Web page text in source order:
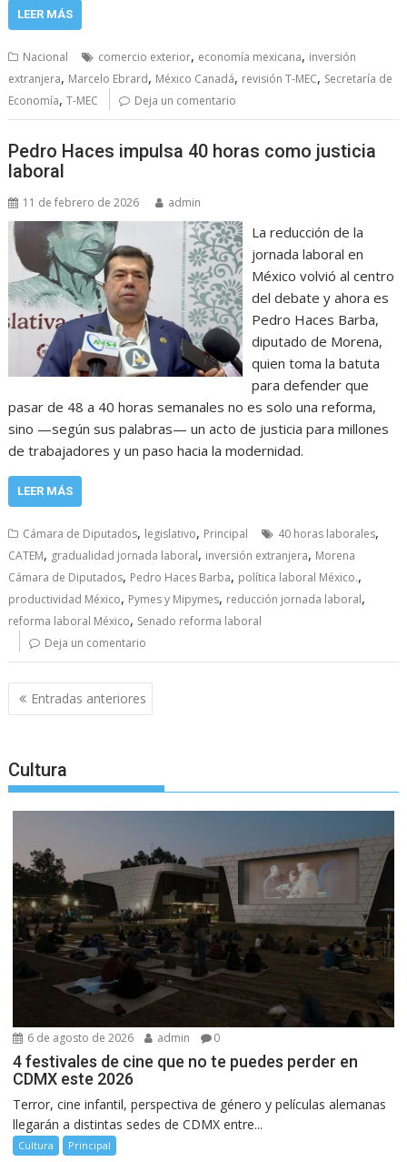
LEER MÁS
Nacional comercio exterior, economía mexicana, inversión
extranjera, Marcelo Ebrard, México Canadá, revisión T-MEC, Secretaría de
Economía,T-MEC Deja un comentario
Pedro Haces impulsa 40 horas como justicia
laboral
11 de febrero de 2026 admin
La reducción de la
jornada laboral en
México volvió al centro
del debate y ahora es
Pedro Haces Barba,
diputado de Morena,
quien toma la batuta
para defender que
pasar de 48 a 40 horas semanales no es solo una reforma,
sino —según sus palabras— un acto de justicia para millones
de trabajadores y un paso hacia la modernidad.
LEER MÁS
Cámara de Diputados, legislativo, Principal 40 horas laborales,
CATEM, gradualidad jornada laboral, inversión extranjera, Morena
Cámara de Diputados, Pedro Haces Barba, política laboral México.,
productividad México, Pymes y Mipymes, reducción jornada laboral,
reforma laboral México, Senado reforma laboral
Deja un comentario
Navegación
de
Entradas anteriores
Cultura
6 de agosto de 2026 admin 0
4 festivales de cine que no te puedes perder en
CDMX este 2026
Terror, cine infantil, perspectiva de género y películas alemanas
llegarán a distintas sedes de CDMX entre...
Cultura Principal